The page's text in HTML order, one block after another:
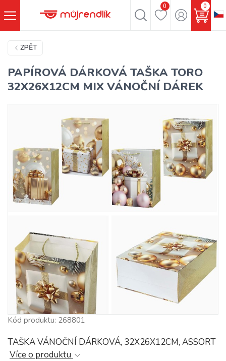
0 0
ZPĚT
PAPÍROVÁ DÁRKOVÁ TAŠKA TORO
32X26X12CM MIX VÁNOČNÍ DÁREK
Kód produktu: 268801
TAŠKA VÁNOČNÍ DÁRKOVÁ, 32X26X12CM, ASSORT
Více o produktu